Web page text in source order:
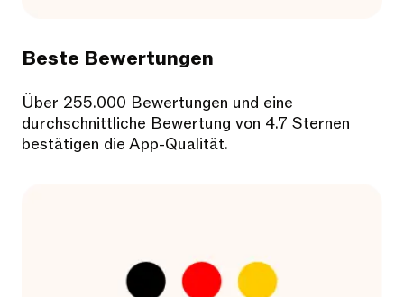
Beste Bewertungen
Über 255.000 Bewertungen und eine
durchschnittliche Bewertung von 4.7 Sternen
bestätigen die App-Qualität.